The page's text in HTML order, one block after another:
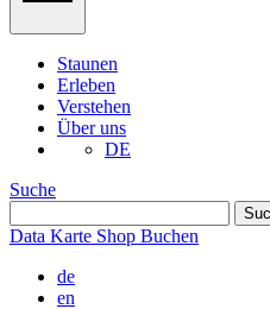
Staunen
Erleben
Verstehen
Über uns
DE
Suche
Data Karte Shop Buchen
de
en